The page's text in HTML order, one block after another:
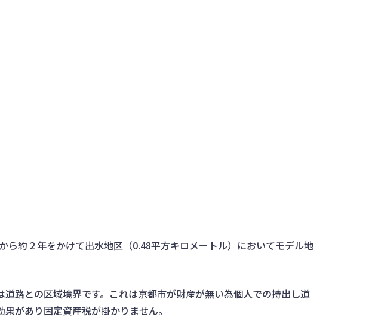
約２年をかけて出水地区（0.48平方キロメートル）においてモデル地
路との区域境界です。これは京都市が財産が無い為個人での持出し道
があり固定資産税が掛かりません。